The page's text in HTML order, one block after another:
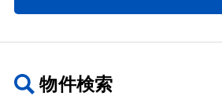
物件検索